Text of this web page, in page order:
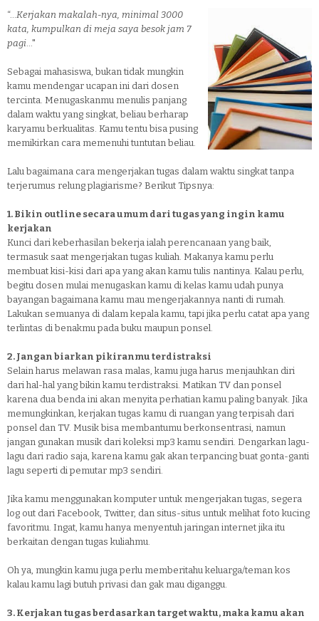
“…Kerjakan makalah-nya, minimal 3000
kata, kumpulkan di meja saya besok jam 7
pagi..."
Sebagai mahasiswa, bukan tidak mungkin
kamu mendengar ucapan ini dari dosen
tercinta. Menugaskanmu menulis panjang
dalam waktu yang singkat, beliau berharap
karyamu berkualitas. Kamu tentu bisa pusing
memikirkan cara memenuhi tuntutan beliau.
Lalu bagaimana cara mengerjakan tugas dalam waktu singkat tanpa
terjerumus relung plagiarisme? Berikut Tipsnya:
1. Bikin outline secara umum dari tugas yang ingin kamu
kerjakan
Kunci dari keberhasilan bekerja ialah perencanaan yang baik,
termasuk saat mengerjakan tugas kuliah. Makanya kamu perlu
membuat kisi-kisi dari apa yang akan kamu tulis nantinya. Kalau perlu,
begitu dosen mulai menugaskan kamu di kelas kamu udah punya
bayangan bagaimana kamu mau mengerjakannya nanti di rumah.
Lakukan semuanya di dalam kepala kamu, tapi jika perlu catat apa yang
terlintas di benakmu pada buku maupun ponsel.
2. Jangan biarkan pikiranmu terdistraksi
Selain harus melawan rasa malas, kamu juga harus menjauhkan diri
dari hal-hal yang bikin kamu terdistraksi. Matikan TV dan ponsel
karena dua benda ini akan menyita perhatian kamu paling banyak. Jika
memungkinkan, kerjakan tugas kamu di ruangan yang terpisah dari
ponsel dan TV. Musik bisa membantumu berkonsentrasi, namun
jangan gunakan musik dari koleksi mp3 kamu sendiri. Dengarkan lagu-
lagu dari radio saja, karena kamu gak akan terpancing buat gonta-ganti
lagu seperti di pemutar mp3 sendiri.
Jika kamu menggunakan komputer untuk mengerjakan tugas, segera
log out dari Facebook, Twitter, dan situs-situs untuk melihat foto kucing
favoritmu. Ingat, kamu hanya menyentuh jaringan internet jika itu
berkaitan dengan tugas kuliahmu.
Oh ya, mungkin kamu juga perlu memberitahu keluarga/teman kos
kalau kamu lagi butuh privasi dan gak mau diganggu.
3. Kerjakan tugas berdasarkan target waktu, maka kamu akan